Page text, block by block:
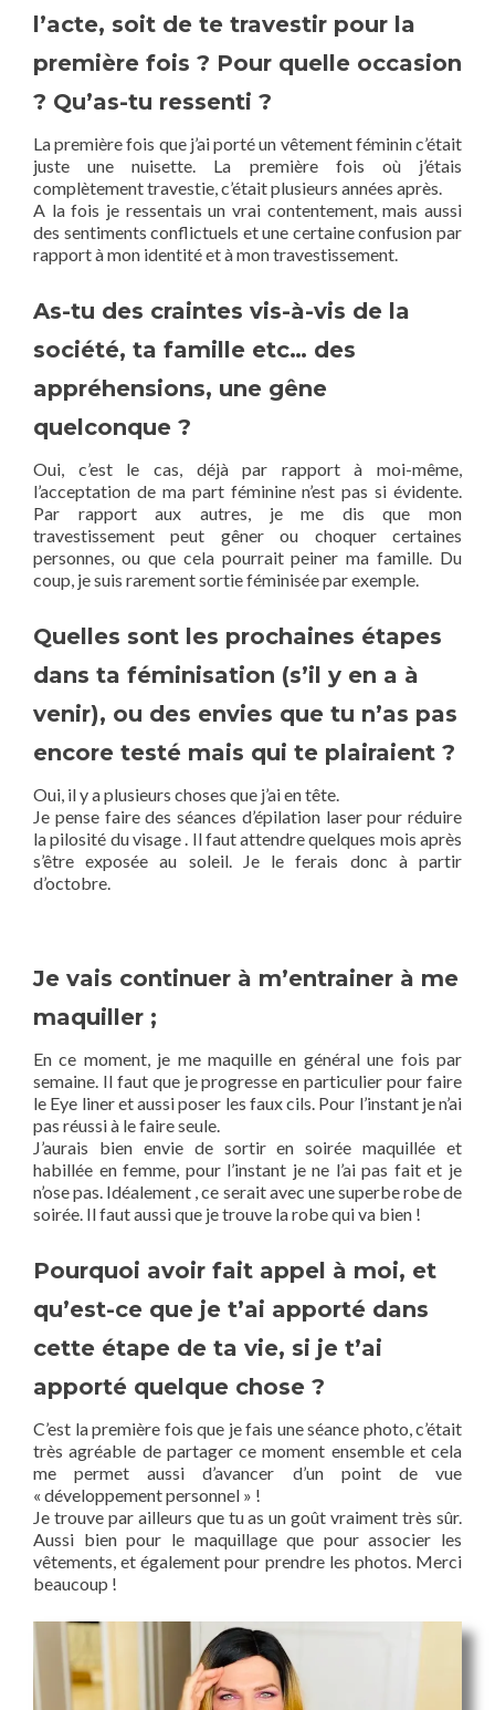
l’acte, soit de te travestir pour la
première fois ? Pour quelle occasion
? Qu’as-tu ressenti ?
La première fois que j’ai porté un vêtement féminin c’était
juste une nuisette. La première fois où j’étais
complètement travestie, c’était plusieurs années après.
A la fois je ressentais un vrai contentement, mais aussi
des sentiments conflictuels et une certaine confusion par
rapport à mon identité et à mon travestissement.
As-tu des craintes vis-à-vis de la
société, ta famille etc… des
appréhensions, une gêne
quelconque ?
Oui, c’est le cas, déjà par rapport à moi-même,
l’acceptation de ma part féminine n’est pas si évidente.
Par rapport aux autres, je me dis que mon
travestissement peut gêner ou choquer certaines
personnes, ou que cela pourrait peiner ma famille. Du
coup, je suis rarement sortie féminisée par exemple.
Quelles sont les prochaines étapes
dans ta féminisation (s’il y en a à
venir), ou des envies que tu n’as pas
encore testé mais qui te plairaient ?
Oui, il y a plusieurs choses que j’ai en tête.
Je pense faire des séances d’épilation laser pour réduire
la pilosité du visage . Il faut attendre quelques mois après
s’être exposée au soleil. Je le ferais donc à partir
d’octobre.
Je vais continuer à m’entrainer à me
maquiller ;
En ce moment, je me maquille en général une fois par
semaine. Il faut que je progresse en particulier pour faire
le Eye liner et aussi poser les faux cils. Pour l’instant je n’ai
pas réussi à le faire seule.
J’aurais bien envie de sortir en soirée maquillée et
habillée en femme, pour l’instant je ne l’ai pas fait et je
n’ose pas. Idéalement , ce serait avec une superbe robe de
soirée. Il faut aussi que je trouve la robe qui va bien !
Pourquoi avoir fait appel à moi, et
qu’est-ce que je t’ai apporté dans
cette étape de ta vie, si je t’ai
apporté quelque chose ?
C’est la première fois que je fais une séance photo, c’était
très agréable de partager ce moment ensemble et cela
me permet aussi d’avancer d’un point de vue
« développement personnel » !
Je trouve par ailleurs que tu as un goût vraiment très sûr.
Aussi bien pour le maquillage que pour associer les
vêtements, et également pour prendre les photos. Merci
beaucoup !